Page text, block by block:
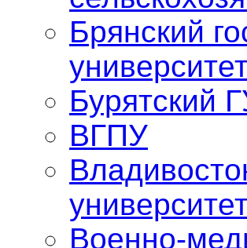
Брянский
Бурятский
ВГПУ
Военно-